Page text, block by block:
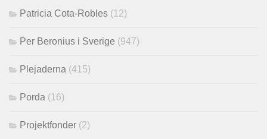
Patricia Cota-Robles (12)
Per Beronius i Sverige (947)
Plejaderna (415)
Porda (16)
Projektfonder (2)